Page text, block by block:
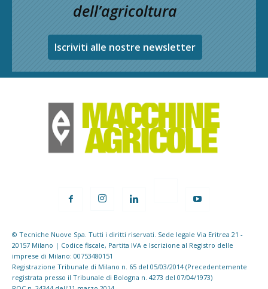
dell’agricoltura
Iscriviti alle nostre newsletter
© Tecniche Nuove Spa. Tutti i diritti riservati. Sede legale Via Eritrea 21 -
20157 Milano | Codice fiscale, Partita IVA e Iscrizione al Registro delle
imprese di Milano: 00753480151
Registrazione Tribunale di Milano n. 65 del 05/03/2014 (Precedentemente
registrata presso il Tribunale di Bologna n. 4273 del 07/04/1973)